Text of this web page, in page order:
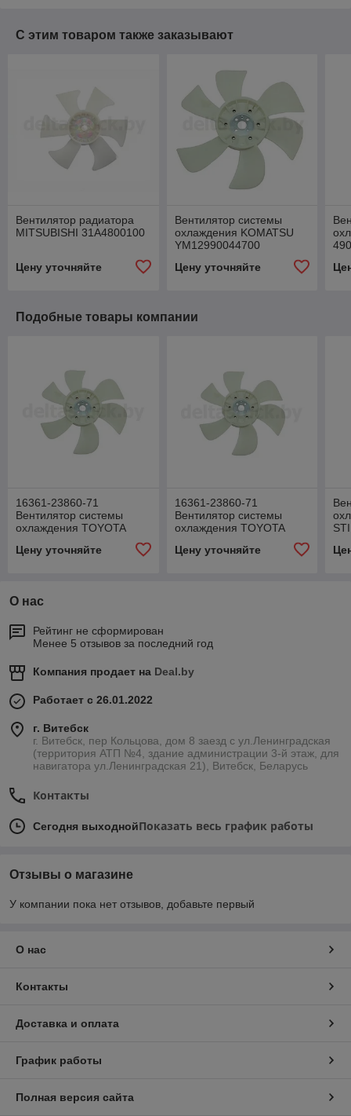
С этим товаром также заказывают
Вентилятор радиатора
MITSUBISHI 31A4800100
Цену уточняйте
Вентилятор системы
охлаждения KOMATSU
YM12990044700
Цену уточняйте
Подобные товары компании
16361-23860-71
Вентилятор системы
охлаждения TOYOTA
Цену уточняйте
16361-23860-71
Вентилятор системы
охлаждения TOYOTA
Цену уточняйте
О нас
Рейтинг не сформирован
Менее 5 отзывов за последний год
Компания продает на Deal.by
Работает с 26.01.2022
г. Витебск
г. Витебск, пер Кольцова, дом 8 заезд с ул.Ленинградская
(территория АТП №4, здание администрации 3-й этаж, для
навигатора ул.Ленинградская 21), Витебск, Беларусь
Контакты
Сегодня выходнойПоказать весь график работы
Отзывы о магазине
У компании пока нет отзывов, добавьте первый
О нас
Контакты
Доставка и оплата
График работы
Полная версия сайта